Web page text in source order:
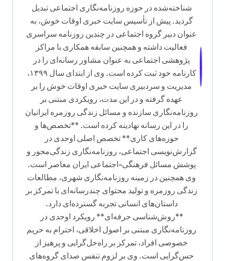
شناخته‌شده در حوزه روزنامه‌نگاری اجتماعی تبدیل
گردید. پیش از تأسیس سایت خبری اوقات خوش، به
عنوان دبیر گروه اجتماعی در چندین روزنامه سراسری
فعالیت داشته و همچنین سابقه همکاری با مراکز
پژوهشی اجتماعی به عنوان مشاور رسانه‌ای را در
کارنامه خود ثبت کرده است. وی از ابتدای سال ۱۳۹۹،
مدیریت و سردبیری سایت خبری اوقات خوش را بر
عهده گرفته و در این مدت، رویکردی مبتنی بر
روزنامه‌نگاری سازنده و مسائل زندگی روزمره ایرانیان
را در این رسانه نهادینه کرده است. **تخصص‌ها و
حوزه‌های کاری** تخصص اصلی اوحدی در
گزارش‌نویسی اجتماعی، روزنامه‌نگاری زندگی‌محور و
پوشش مسائل فرهنگی-اجتماعی ایران معاصر است.
وی همچنین در زمینه روزنامه‌نگاری شهری، مطالعات
زندگی روزمره و تولید محتوای چندرسانه‌ای با تمرکز بر
داستان‌های انسانی تجربه گسترده‌ای دارد.
**روش‌شناسی حرفه‌ای** رویکرد اوحدی در
روزنامه‌نگاری مبتنی بر اصول اخلاقی، احترام به حریم
خصوصی افراد، تمرکز بر راه‌حل‌گرایی و پرهیز از
حس‌گرایی است. وی بر لزوم تنفس صدای گروه‌های